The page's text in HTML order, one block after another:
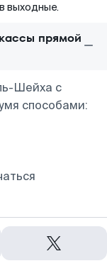
выходные.
прямой
Шейха с
способами: